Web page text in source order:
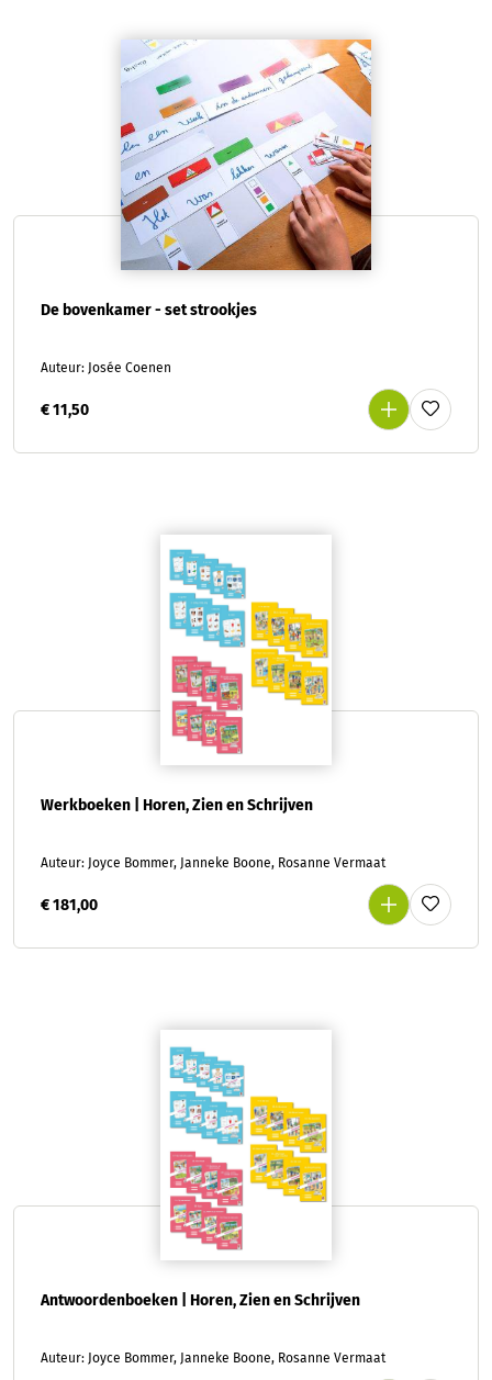
De bovenkamer - set strookjes
Auteur: Josée Coenen
€ 11,50
Werkboeken | Horen, Zien en Schrijven
Auteur: Joyce Bommer, Janneke Boone, Rosanne Vermaat
€ 181,00
Antwoordenboeken | Horen, Zien en Schrijven
Auteur: Joyce Bommer, Janneke Boone, Rosanne Vermaat